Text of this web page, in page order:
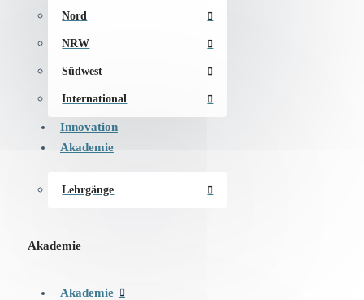
Nord
NRW
Südwest
International
Innovation
Akademie
Lehrgänge
Akademie
Akademie